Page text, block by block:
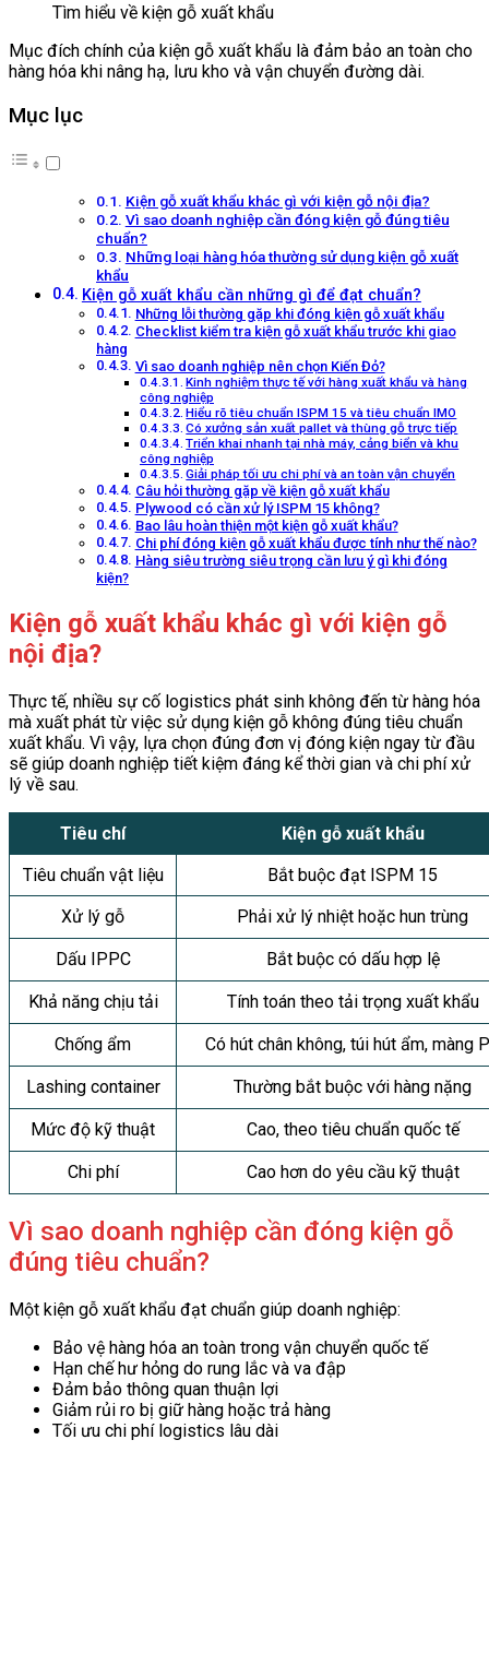
Tìm hiểu về kiện gỗ xuất khẩu
Mục đích chính của kiện gỗ xuất khẩu là đảm bảo an toàn cho
hàng hóa khi nâng hạ, lưu kho và vận chuyển đường dài.
Mục lục
Kiện gỗ xuất khẩu khác gì với kiện gỗ nội địa?
Vì sao doanh nghiệp cần đóng kiện gỗ đúng tiêu
chuẩn?
Những loại hàng hóa thường sử dụng kiện gỗ xuất
khẩu
Kiện gỗ xuất khẩu cần những gì để đạt chuẩn?
Những lỗi thường gặp khi đóng kiện gỗ xuất khẩu
Checklist kiểm tra kiện gỗ xuất khẩu trước khi giao
hàng
Vì sao doanh nghiệp nên chọn Kiến Đỏ?
Kinh nghiệm thực tế với hàng xuất khẩu và hàng
công nghiệp
Hiểu rõ tiêu chuẩn ISPM 15 và tiêu chuẩn IMO
Có xưởng sản xuất pallet và thùng gỗ trực tiếp
Triển khai nhanh tại nhà máy, cảng biển và khu
công nghiệp
Giải pháp tối ưu chi phí và an toàn vận chuyển
Câu hỏi thường gặp về kiện gỗ xuất khẩu
Plywood có cần xử lý ISPM 15 không?
Bao lâu hoàn thiện một kiện gỗ xuất khẩu?
Chi phí đóng kiện gỗ xuất khẩu được tính như thế nào?
Hàng siêu trường siêu trọng cần lưu ý gì khi đóng
kiện?
Kiện gỗ xuất khẩu khác gì với kiện gỗ
nội địa?
Thực tế, nhiều sự cố logistics phát sinh không đến từ hàng hóa
mà xuất phát từ việc sử dụng kiện gỗ không đúng tiêu chuẩn
xuất khẩu. Vì vậy, lựa chọn đúng đơn vị đóng kiện ngay từ đầu
sẽ giúp doanh nghiệp tiết kiệm đáng kể thời gian và chi phí xử
lý về sau.
Tiêu chí
Kiện gỗ xuất khẩu
Tiêu chuẩn vật liệu
Bắt buộc đạt ISPM 15
Xử lý gỗ
Phải xử lý nhiệt hoặc hun trùng
Dấu IPPC Bắt buộc có dấu hợp lệ
Khả năng chịu tải Tính toán theo tải trọng xuất khẩu
Chống ẩm Có hút chân không, túi hút ẩm, màng
Lashing container Thường bắt buộc với hàng nặng
Mức độ kỹ thuật Cao, theo tiêu chuẩn quốc tế
Chi phí Cao hơn do yêu cầu kỹ thuật
Vì sao doanh nghiệp cần đóng kiện gỗ
đúng tiêu chuẩn?
Một kiện gỗ xuất khẩu đạt chuẩn giúp doanh nghiệp:
Bảo vệ hàng hóa an toàn trong vận chuyển quốc tế
Hạn chế hư hỏng do rung lắc và va đập
Đảm bảo thông quan thuận lợi
Giảm rủi ro bị giữ hàng hoặc trả hàng
Tối ưu chi phí logistics lâu dài